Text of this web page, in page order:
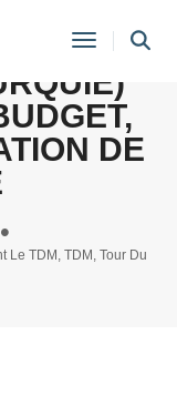
Toggle
EN
DE
Le TDM , TDM , Tour Du